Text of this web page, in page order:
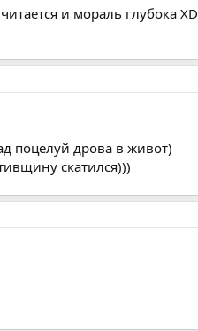
и мораль глубока XD
поцелуй дрова в живот)
скатился)))